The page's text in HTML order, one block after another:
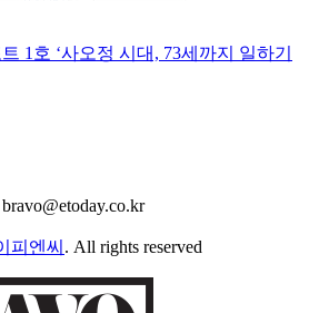
1호 ‘사오정 시대, 73세까지 일하기
피엔씨 . All rights reserved